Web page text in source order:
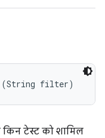
(String filter)
टेस्ट को शामिल